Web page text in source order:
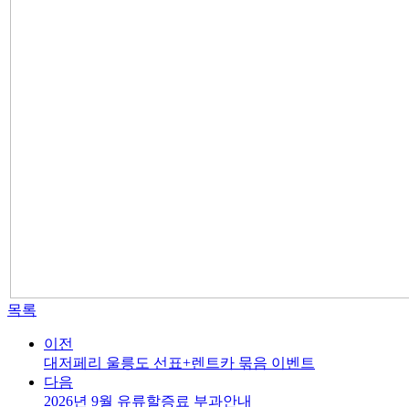
목록
이전
대저페리 울릉도 선표+렌트카 묶음 이벤트
다음
2026년 9월 유류할증료 부과안내